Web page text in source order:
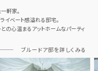
軒家。
イベート感溢れる邸宅。
の心温まるアットホームなパーティ
ブルードア邸を詳しくみる